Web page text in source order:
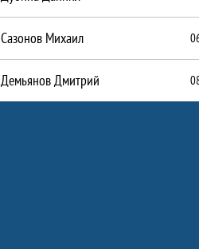
Сазонов Михаил
Демьянов Дмитрий